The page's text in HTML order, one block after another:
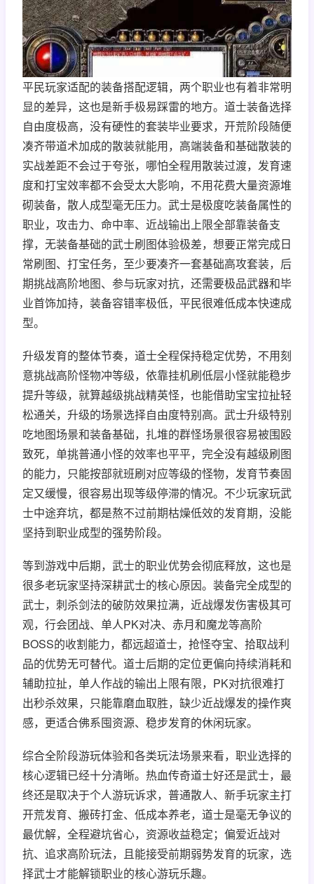
平民玩家适配的装备搭配逻辑，两个职业也有着非常明
显的差异，这也是新手极易踩雷的地方。道士装备选择
自由度极高，没有硬性的套装毕业要求，开荒阶段随便
凑齐带道术加成的散装就能用，高端装备和基础散装的
实战差距不会过于夸张，哪怕全程用散装过渡，发育速
度和打宝效率都不会受太大影响，不用花费大量资源堆
砌装备，散人成型毫无压力。武士是极度吃装备属性的
职业，攻击力、命中率、近战输出上限全部靠装备支
撑，无装备基础的武士刷图体验极差，想要正常完成日
常刷图、打宝任务，至少要凑齐一套基础高攻套装，后
期挑战高阶地图、参与玩家对抗，还需要极品武器和毕
业首饰加持，装备容错率极低，平民很难低成本快速成
型。
升级发育的整体节奏，道士全程保持稳定优势，不用刻
意挑战高阶怪物冲等级，依靠挂机刷低层小怪就能稳步
提升等级，就算越级挑战精英怪，也能借助宝宝拉扯轻
松通关，升级的场景选择自由度特别高。武士升级特别
吃地图场景和装备基础，扎堆的群怪场景很容易被围殴
致死，单挑普通小怪的效率也平平，完全没有越级刷图
的能力，只能按部就班刷对应等级的怪物，发育节奏固
定又缓慢，很容易出现等级停滞的情况。不少玩家玩武
士中途弃坑，都是熬不过前期枯燥低效的发育期，没能
坚持到职业成型的强势阶段。
等到游戏中后期，武士的职业优势会彻底释放，这也是
很多老玩家坚持深耕武士的核心原因。装备完全成型的
武士，刺杀剑法的破防效果拉满，近战爆发伤害极其可
观，行会团战、单人PK对决、赤月和魔龙等高阶
BOSS的收割能力，都远超道士，抢怪夺宝、拾取战利
品的优势无可替代。道士后期的定位更偏向持续消耗和
辅助拉扯，单人作战的输出上限有限，PK对抗很难打
出秒杀效果，只能靠磨血取胜，缺少近战爆发的操作爽
感，更适合佛系囤资源、稳步发育的休闲玩家。
综合全阶段游玩体验和各类玩法场景来看，职业选择的
核心逻辑已经十分清晰。热血传奇道士好还是武士，最
终还是取决于个人游玩诉求，普通散人、新手玩家主打
开荒发育、搬砖打金、低成本养老，道士是毫无争议的
最优解，全程避坑省心，资源收益稳定；偏爱近战对
抗、追求高阶玩法，且能接受前期弱势发育的玩家，选
择武士才能解锁职业的核心游玩乐趣。